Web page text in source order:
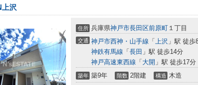
上沢
住所 兵庫県神戸市長田区前原町 １丁目
交通 神戸市西神・山手線 「 上沢 」駅 徒歩
神鉄有馬線 「 長田 」駅 徒歩14分
神戸高速東西線 「 大開 」駅 徒歩17分
築年 築9年 階数 2階建 構造 木造